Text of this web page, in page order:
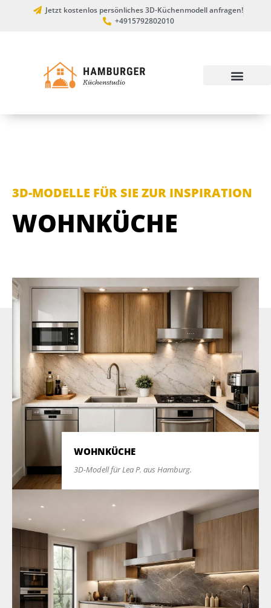
Jetzt kostenlos persönliches 3D-Küchenmodell anfragen!
+4915792802010
3D-MODELLE FÜR SIE ZUR INSPIRATION
WOHNKÜCHE
WOHNKÜCHE
3D-Modell für Lea P. aus Hamburg.